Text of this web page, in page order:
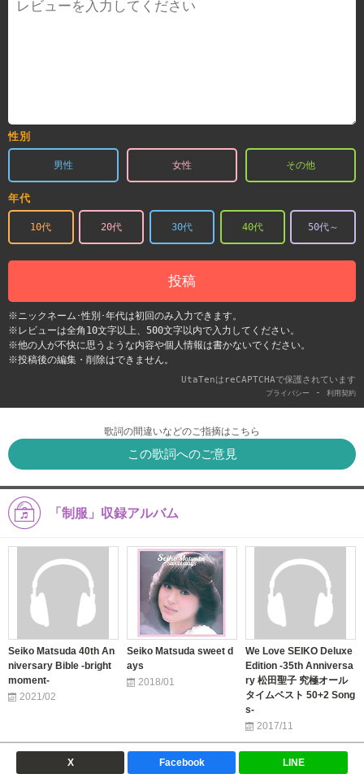
性別
男性 女性 その他
年代
10代 20代 30代 40代 50代～
投稿
※ニックネーム･性別･年代は初回のみ入力できます。
※レビューは全角10文字以上、500文字以内で入力してください。
※他の人が不快に思うような内容や個人情報は書かないでください。
※投稿後の編集・削除はできません。
UtaTenはreCAPTCHAで保護されています
プライバシー - 利用契約
歌詞の間違いなどのご指摘はこちら
この歌詞へのご意見
「制服」収録アルバム
Seiko Matsuda 40th An
niversary Bible -bright
moment-
2021/02
Seiko Matsuda sweet d
ays
2018/01
We Love SEIKO Deluxe
Edition -35th Anniversa
ry 松田聖子 究極オール
タイムベスト 50+2 Song
s-
2017/11
X Facebook LINE